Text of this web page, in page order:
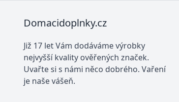
Domacidoplnky.cz
Již 17 let Vám dodáváme výrobky
nejvyšší kvality ověřených značek.
Uvařte si s námi něco dobrého. Vaření
je naše vášeň.